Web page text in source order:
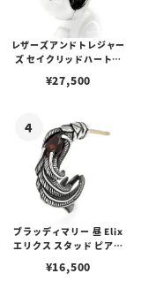
レザーズアンドトレジャー
ズ セイクリッドハートピ
¥27,500
ブラッディマリー 昼 Elix
エリクス スタッド ピアス
¥16,500